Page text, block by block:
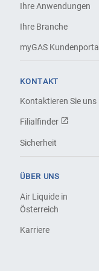
Ihre Anwendungen
Ihre Branche
myGAS Kundenportal
KONTAKT
Kontaktieren Sie uns
Filialfinder
Sicherheit
ÜBER UNS
Air Liquide in
Österreich
Karriere